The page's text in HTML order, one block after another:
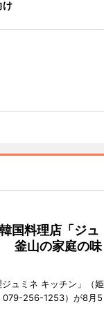
け
国料理店「ジュ
釜山の家庭の味
ュミネ キッチン」（姫
079-256-1253）が8月5